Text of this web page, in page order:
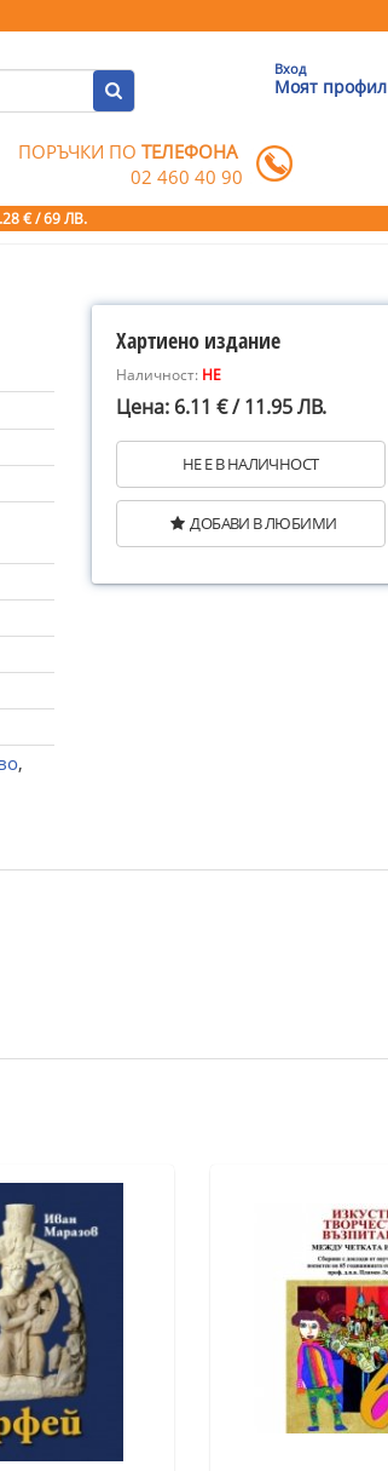
Вход
Моят профил
ПОРЪЧКИ ПОТЕЛЕФОНА
02 460 40 90
€ / 69 ЛВ.
,
Хартиено издание
Наличност: НЕ
Цена: 6.11 € / 11.95 ЛВ.
НЕ Е В НАЛИЧНОСТ
ДОБАВИ В ЛЮБИМИ